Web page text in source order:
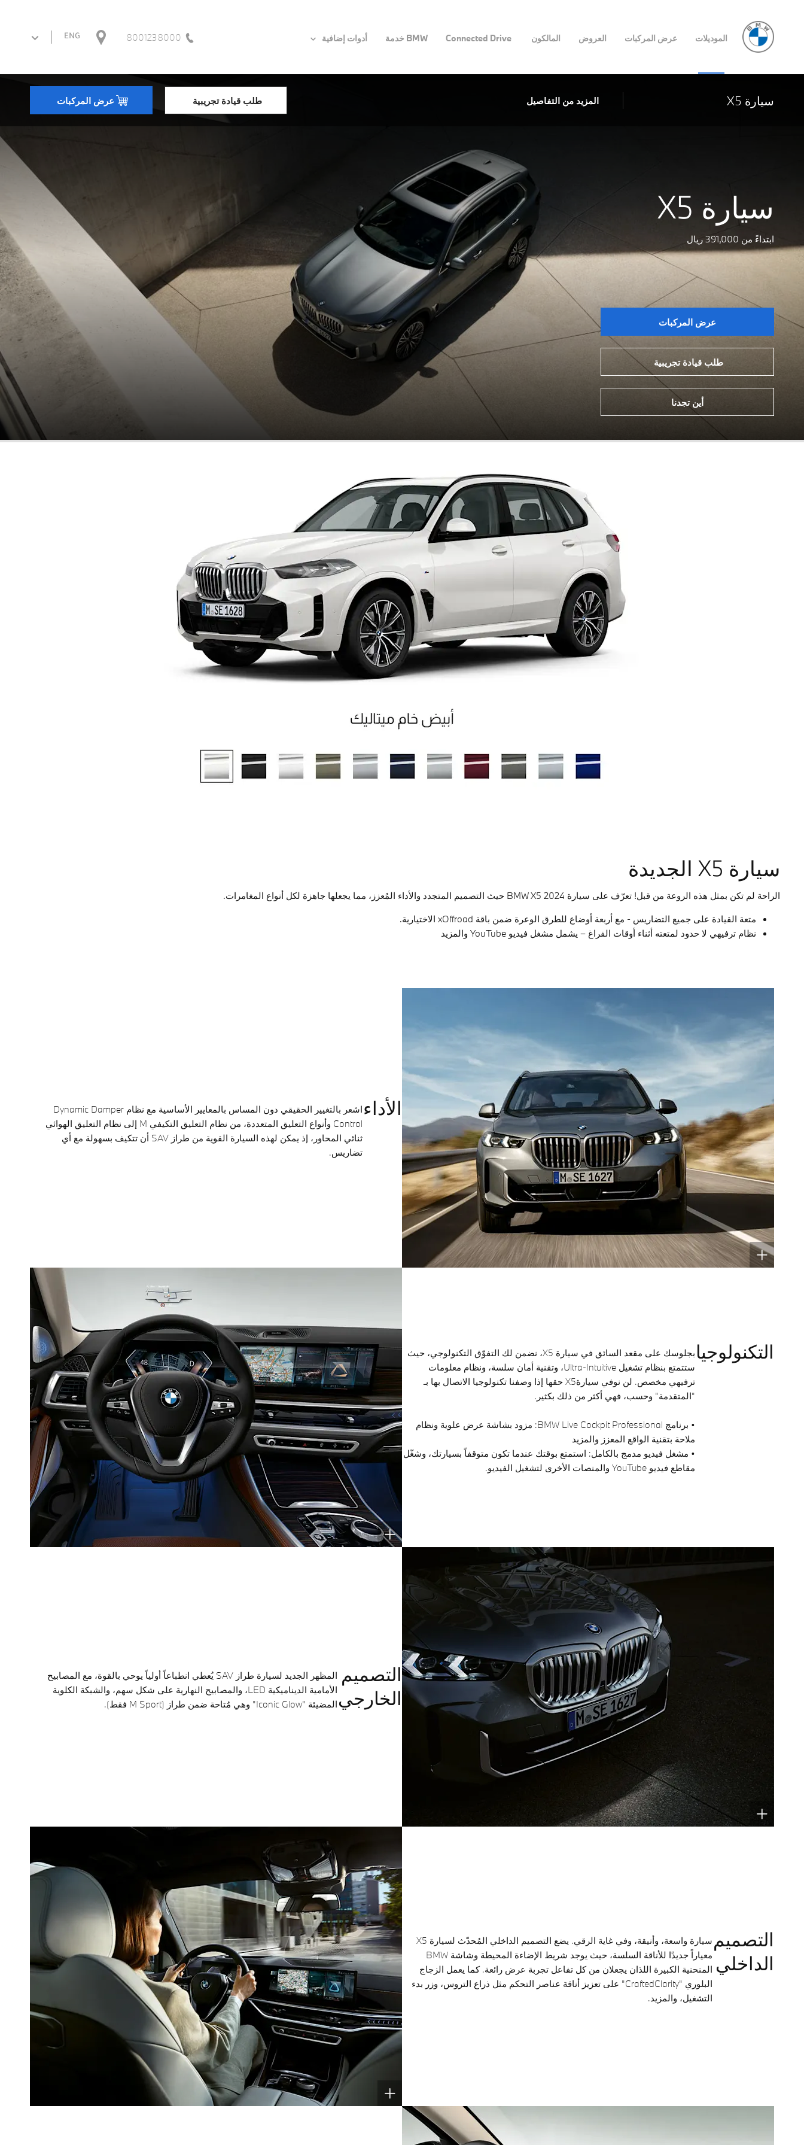
الموديلات عرض المركبات العروض المالكون Connected Drive BMW خدمة أدوات إضافية 8001238000
ENG
سيارة X5 المزيد من التفاصيل طلب قيادة تجريبية عرض المركبات
سيارة X5
ابتداءً من 391,000 ريال
عرض المركبات
طلب قيادة تجريبية
أين تجدنا
سيارة X5 الجديدة
الراحة لم تكن بمثل هذه الروعة من قبل! تعرّف على سيارة BMW X5 2024 حيث التصميم المتجدد والأداء المُعزز، مما يجعلها جاهزة لكل أنواع المغامرات.
متعة القيادة على جميع التضاريس - مع أربعة أوضاع للطرق الوعرة ضمن باقة xOffroad الاختيارية.
نظام ترفيهي لا حدود لمتعته أثناء أوقات الفراغ – يشمل مشغل فيديو YouTube والمزيد
الأداء
اشعر بالتغيير الحقيقي دون المساس بالمعايير الأساسية مع نظام Dynamic Damper
Control وأنواع التعليق المتعددة، من نظام التعليق التكيفي M إلى نظام التعليق الهوائي
ثنائي المحاور، إذ يمكن لهذه السيارة القوية من طراز SAV أن تتكيف بسهولة مع أي
تضاريس.
التكنولوجيا
بجلوسك على مقعد السائق في سيارة X5، نضمن لك التفوّق التكنولوجي، حيث
ستتمتع بنظام تشغيل Ultra-Intuitive، وتقنية أمان سلسة، ونظام معلومات
ترفيهي مخصص. لن نوفي سيارةX5 حقها إذا وصفنا تكنولوجيا الاتصال بها بـ
"المتقدمة" وحسب، فهي أكثر من ذلك بكثير.
• برنامج BMW Live Cockpit Professional: مزود بشاشة عرض علوية ونظام
ملاحة بتقنية الواقع المعزز والمزيد
• مشغل فيديو مدمج بالكامل: استمتع بوقتك عندما تكون متوقفاً بسيارتك، وشغّل
مقاطع فيديو YouTube والمنصات الأخرى لتشغيل الفيديو.
التصميم
الخارجي
المظهر الجديد لسيارة طراز SAV يُعطي انطباعاً أولياً يوحي بالقوة، مع المصابيح
الأمامية الديناميكية LED، والمصابيح النهارية على شكل سهم، والشبكة الكلوية
المضيئة "Iconic Glow" وهي مُتاحة ضمن طراز (M Sport فقط).
التصميم
الداخلي
سيارة واسعة، وأنيقة، وفي غاية الرقي. يضع التصميم الداخلي المُحدّث لسيارة X5
معياراً جديدًا للأناقة السلسة، حيث يوجد شريط الإضاءة المحيطة وشاشة BMW
المنحنية الكبيرة اللذان يجعلان من كل تفاعل تجربة عرض رائعة. كما يعمل الزجاج
البلوري "CraftedClarity" على تعزيز أناقة عناصر التحكم مثل ذراع التروس، وزر بدء
التشغيل، والمزيد.